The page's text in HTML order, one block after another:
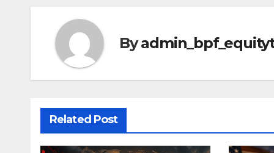
By
Related Post